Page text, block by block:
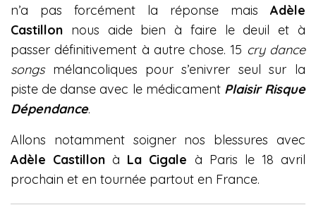
n’a pas forcément la réponse mais Adèle
Castillon nous aide bien à faire le deuil et à
passer définitivement à autre chose. 15 cry dance
songs mélancoliques pour s’enivrer seul sur la
piste de danse avec le médicament Plaisir Risque
Dépendance.
Allons notamment soigner nos blessures avec
Adèle Castillon à La Cigale à Paris le 18 avril
prochain et en tournée partout en France.